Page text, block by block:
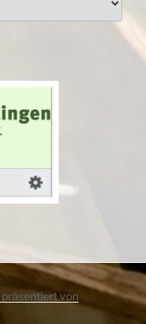
präsentiert von